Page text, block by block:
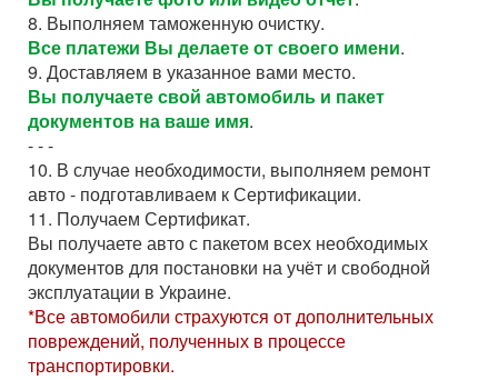
8. Выполняем таможенную очистку.
Все платежи Вы делаете от своего имени.
9. Доставляем в указанное вами место.
Вы получаете свой автомобиль и пакет
документов на ваше имя.
- - -
10. В случае необходимости, выполняем ремонт
авто - подготавливаем к Сертификации.
11. Получаем Сертификат.
Вы получаете авто с пакетом всех необходимых
документов для постановки на учёт и свободной
эксплуатации в Украине.
*Все автомобили страхуются от дополнительных
повреждений, полученных в процессе
транспортировки.